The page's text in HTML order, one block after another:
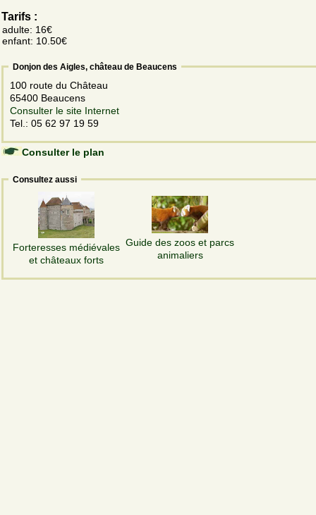
Tarifs :
adulte: 16€
enfant: 10.50€
Donjon des Aigles, château de Beaucens
100 route du Château
65400 Beaucens
Consulter le site Internet
Tel.: 05 62 97 19 59
Consulter le plan
Consultez aussi
Forteresses médiévales
et châteaux forts
Guide des zoos et parcs
animaliers